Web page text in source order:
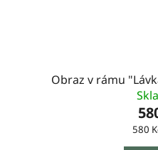
Obraz v rámu
580